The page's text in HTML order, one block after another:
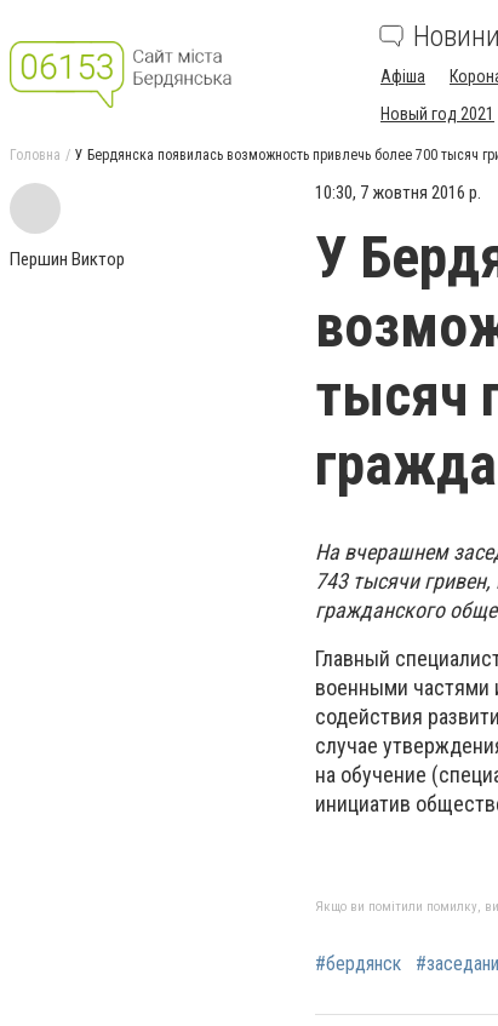
Новини
Афіша
Новый год 2021
Головна У Бердянска появилась возможность привлечь более 700 тысяч
Першин Виктор
10:30, 7 жовтня 2016 р.
У
тысяч
На вчерашнем
743 тысячи
гражданского
Главный
военными частями
содействия
случае
на обучение
инициатив
Якщо ви помітили помилку,
#бердянск